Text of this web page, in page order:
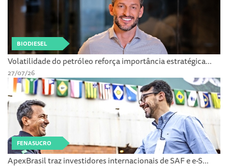
BIODIESEL
Volatilidade do petróleo reforça importância estratégica...
27/07/26
FENASUCRO
ApexBrasil traz investidores internacionais de SAF e e-S...